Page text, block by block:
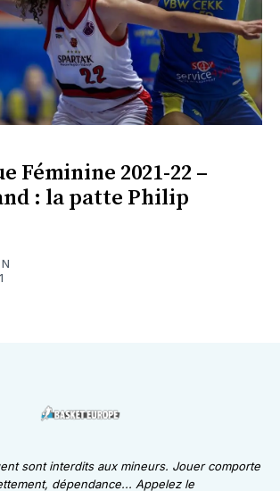
Féminine 2021-22 –
: la patte Philip
sont interdits aux mineurs. Jouer comporte
dépendance... Appelez le